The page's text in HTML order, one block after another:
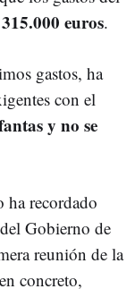
315.000 euros.
gastos, ha
con el
y no se
ha recordado
Gobierno de
reunión de la
concreto,